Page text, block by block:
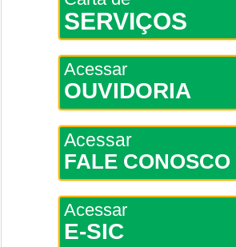
SERVIÇOS
Acessar
OUVIDORIA
Acessar
FALE CONOSCO
Acessar
E-SIC